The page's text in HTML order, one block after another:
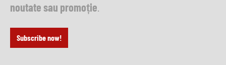
noutate sau promoție
Subscribe now!